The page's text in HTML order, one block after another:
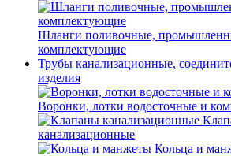
Шланги поливочные,
комплектующие
Трубы канализационные,
изделия
Воронки, лотки водосточные и
канализационные
Кольца и